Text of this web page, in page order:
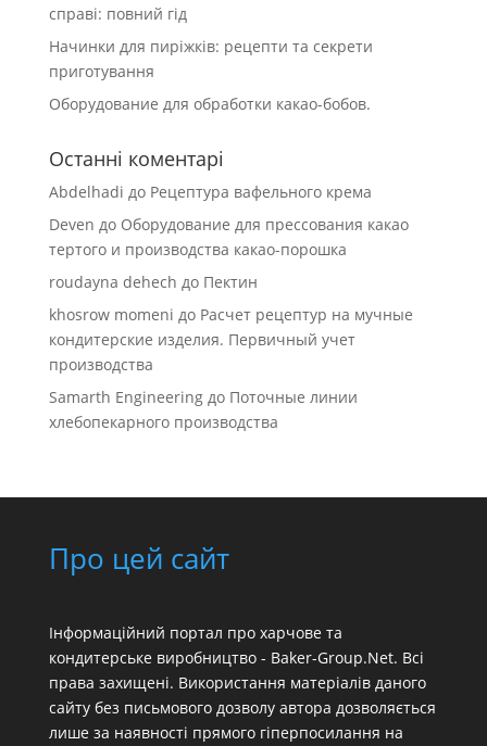
справі: повний гід
Начинки для пиріжків: рецепти та секрети
приготування
Оборудование для обработки какао-бобов.
Останні коментарі
Abdelhadi до Рецептура вафельного крема
Deven до Оборудование для прессования какао
тертого и производства какао-порошка
roudayna dehech до Пектин
khosrow momeni до Расчет рецептур на мучные
кондитерские изделия. Первичный учет
производства
Samarth Engineeringдо Поточные линии
хлебопекарного производства
Про цей сайт
Інформаційний портал про харчове та
кондитерське виробництво - Baker-Group.Net. Всі
права захищені. Використання матеріалів даного
сайту без письмового дозволу автора дозволяється
лише за наявності прямого гіперпосилання на